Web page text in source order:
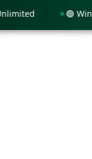
🟢 WinRAR